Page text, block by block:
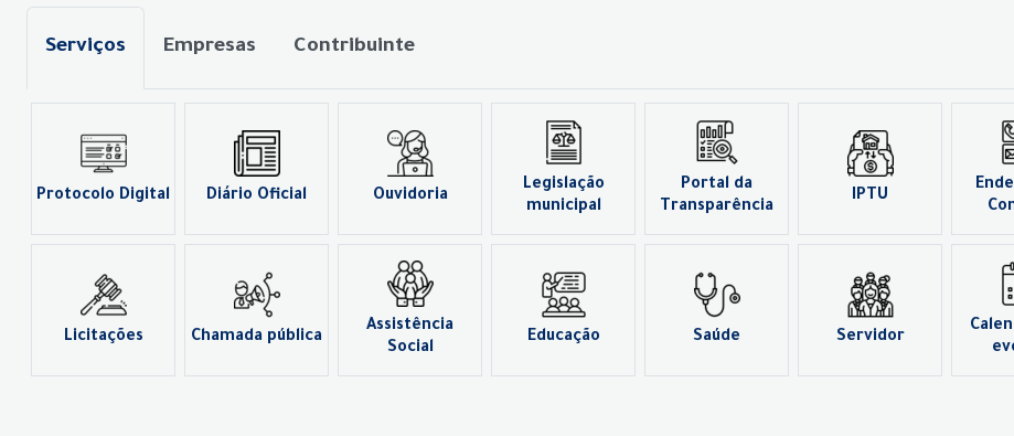
Serviços Empresas Contribuinte
Protocolo Digital Diário Oficial Ouvidoria
Legislação
municipal
Portal da
Transparência
IPTU
Licitações Chamada pública
Assistência
Social
Educação Saúde Servidor